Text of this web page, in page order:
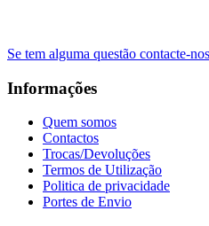
Se tem alguma questão contacte-
Informações
Quem somos
Contactos
Trocas/Devoluções
Termos de Utilização
Politica de privacidade
Portes de Envio